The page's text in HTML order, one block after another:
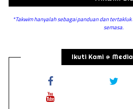
*Takwim hanyalah sebagai panduan dan
semasa.
Ikuti Kami @